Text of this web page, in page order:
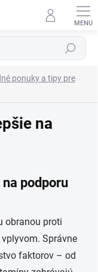
Hľadať
ponuky a tipy pre
na
podporu
obranou proti
Správne
faktorov – od